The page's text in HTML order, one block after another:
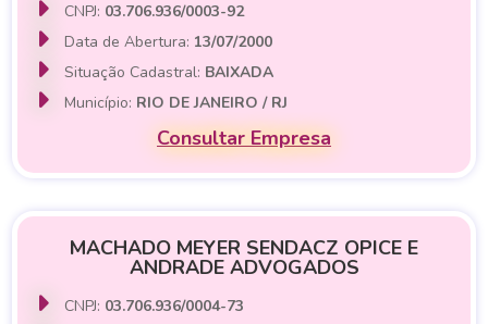
CNPJ: 03.706.936/0003-92
Data de Abertura: 13/07/2000
Situação Cadastral: BAIXADA
Município: RIO DE JANEIRO / RJ
Consultar Empresa
MACHADO MEYER SENDACZ OPICE E
ANDRADE ADVOGADOS
CNPJ: 03.706.936/0004-73